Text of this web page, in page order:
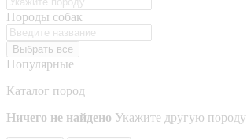
Породы собак
Выбрать все
Популярные
Каталог пород
Ничего не найдено Укажите другую породу